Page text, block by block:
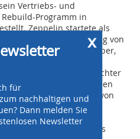
Vertriebs- und
Programm in
Zeppelin startete als
der Generalüberholung von
nicht nur Muldenkipper,
Radlader,
und Müllverdichter
flottgemacht. „Inzwischen
beim Rebuild von
umfasst die komplette
wie die
insbesondere des
x
für
nachhaltigen und
Dann melden Sie
Newsletter